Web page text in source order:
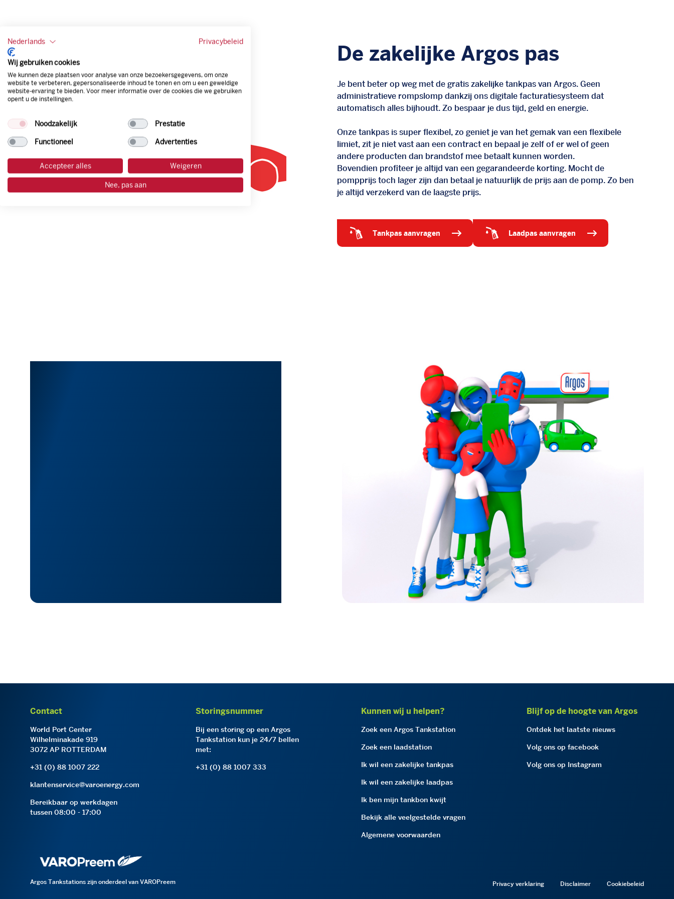
De zakelijke Argos pas
Je bent beter op weg met de gratis zakelijke tankpas van Argos. Geen
administratieve rompslomp dankzij ons digitale facturatiesysteem dat
automatisch alles bijhoudt. Zo bespaar je dus tijd, geld en energie.
Onze tankpas is super flexibel, zo geniet je van het gemak van een flexibele
limiet, zit je niet vast aan een contract en bepaal je zelf of er wel of geen
andere producten dan brandstof mee betaalt kunnen worden.
Bovendien profiteer je altijd van een gegarandeerde korting. Mocht de
pompprijs toch lager zijn dan betaal je natuurlijk de prijs aan de pomp. Zo ben
je altijd verzekerd van de laagste prijs.
tankpas aanvragen laadpas aanvragen
Contact
World Port Center
Wilhelminakade 919
3072 AP ROTTERDAM
+31 (0) 88 1007 222
klantenservice@varoenergy.com
Bereikbaar op werkdagen
tussen 08:00 - 17:00
Storingsnummer
Bij een storing op een Argos
Tankstation kun je 24/7 bellen
met:
+31 (0) 88 1007 333
Kunnen wij u helpen?
Zoek een Argos Tankstation
Zoek een laadstation
Ik wil een zakelijke tankpas
Ik wil een zakelijke laadpas
Ik ben mijn tankbon kwijt
Bekijk alle veelgestelde vragen
Algemene voorwaarden
Blijf op de hoogte van Argos
Ontdek het laatste nieuws
Volg ons op facebook
Volg ons op Instagram
Argos Tankstations zijn onderdeel van VAROPreem Privacy verklaring Disclaimer Cookiebeleid
Nederlands Privacybeleid
Wij gebruiken cookies
We kunnen deze plaatsen voor analyse van onze bezoekersgegevens, om onze
website te verbeteren, gepersonaliseerde inhoud te tonen en om u een geweldige
website-ervaring te bieden. Voor meer informatie over de cookies die we gebruiken
opent u de instellingen.
Noodzakelijk Prestatie
Functioneel Advertenties
Accepteer alles Weigeren
Nee, pas aan